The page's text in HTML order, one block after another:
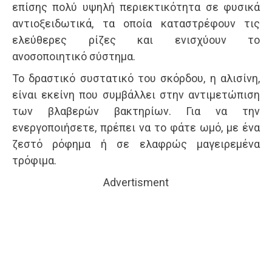
επίσης πολύ υψηλή περιεκτικότητα σε φυσικά
αντιοξειδωτικά, τα οποία καταστρέφουν τις
ελεύθερες ρίζες και ενισχύουν το
ανοσοποιητικό σύστημα.
Το δραστικό συστατικό του σκόρδου, η αλισίνη,
είναι εκείνη που συμβάλλει στην αντιμετώπιση
των βλαβερών βακτηρίων. Για να την
ενεργοποιήσετε, πρέπει να το φάτε ωμό, με ένα
ζεστό ρόφημα ή σε ελαφρώς μαγειρεμένα
τρόφιμα.
Advertisment